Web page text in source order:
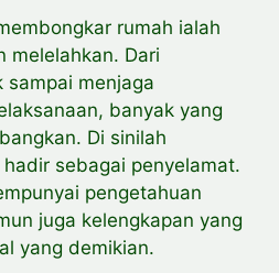
rumah ialah
melelahkan. Dari
sampai menjaga
banyak yang
Di sinilah
sebagai penyelamat.
pengetahuan
juga kelengkapan yang
yang demikian.